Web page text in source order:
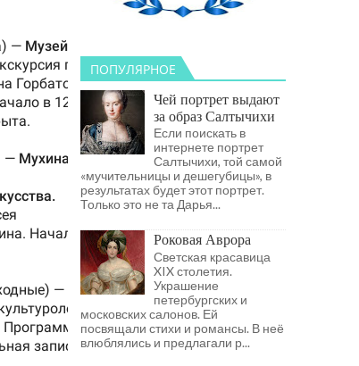
ПОПУЛЯРНОЕ
Чей портрет выдают
за образ Салтычихи
Если поискать в
интернете портрет
Салтычихи, той самой
«мучительницы и дешегубицы», в
результатах будет этот портрет.
Только это не та Дарья...
Роковая Аврора
Светская красавица
XIX столетия.
Украшение
петербургских и
московских салонов. Ей
посвящали стихи и романсы. В неё
влюблялись и предлагали р...